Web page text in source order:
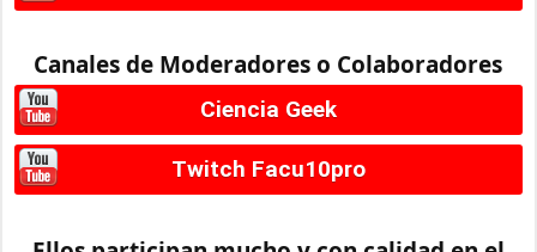
Canales de Moderadores o Colaboradores
Ciencia Geek
Twitch Facu10pro